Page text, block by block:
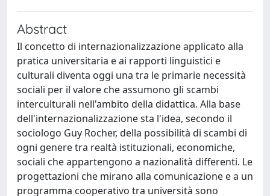
Abstract
Il concetto di internazionalizzazione applicato alla
pratica universitaria e ai rapporti linguistici e
culturali diventa oggi una tra le primarie necessità
sociali per il valore che assumono gli scambi
interculturali nell'ambito della didattica. Alla base
dell'internazionalizzazione sta l'idea, secondo il
sociologo Guy Rocher, della possibilità di scambi di
ogni genere tra realtà istituzionali, economiche,
sociali che appartengono a nazionalità differenti. Le
progettazioni che mirano alla comunicazione e a un
programma cooperativo tra università sono